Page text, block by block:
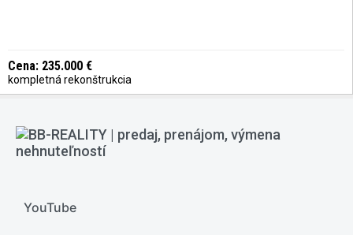
Cena: 235.000 €
kompletná rekonštrukcia
YouTube